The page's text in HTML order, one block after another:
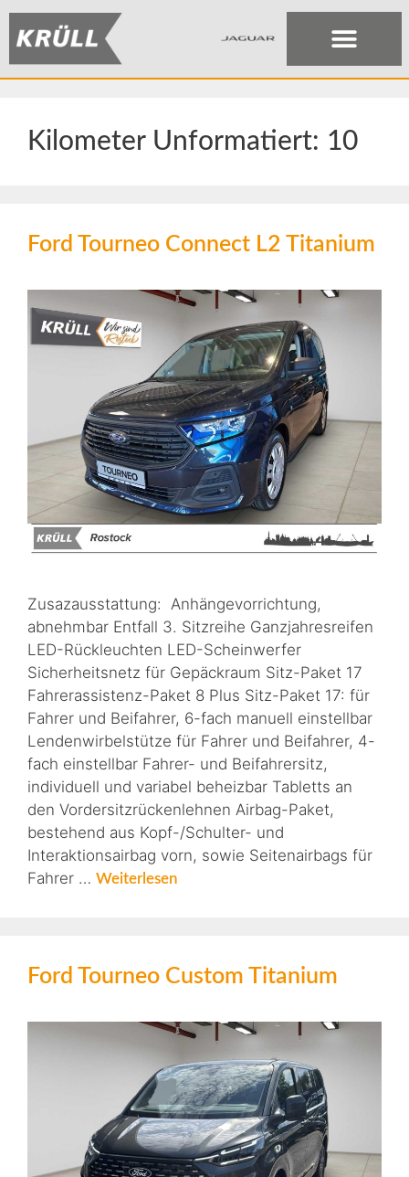
Kilometer Unformatiert: 10
Ford Tourneo Connect L2 Titanium
Zusazausstattung: Anhängevorrichtung,
abnehmbar Entfall 3. Sitzreihe Ganzjahresreifen
LED-Rückleuchten LED-Scheinwerfer
Sicherheitsnetz für Gepäckraum Sitz-Paket 17
Fahrerassistenz-Paket 8 Plus Sitz-Paket 17: für
Fahrer und Beifahrer, 6-fach manuell einstellbar
Lendenwirbelstütze für Fahrer und Beifahrer, 4-
fach einstellbar Fahrer- und Beifahrersitz,
individuell und variabel beheizbar Tabletts an
den Vordersitzrückenlehnen Airbag-Paket,
bestehend aus Kopf-/Schulter- und
Interaktionsairbag vorn, sowie Seitenairbags für
Fahrer … Weiterlesen
Ford Tourneo Custom Titanium